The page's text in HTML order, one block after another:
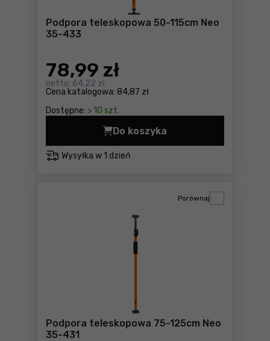
Podpora teleskopowa 50-115cm Neo
35-433
Cena katalogowa: 84,87 zł
78,99 zł
netto: 64,22 zł
Dostępne: > 10 szt.
Wysyłka w 1 dzień
Do koszyka
Podpora teleskopowa 50-
Podpora teleskopowa 75-125cm Neo
35-431
Porównaj